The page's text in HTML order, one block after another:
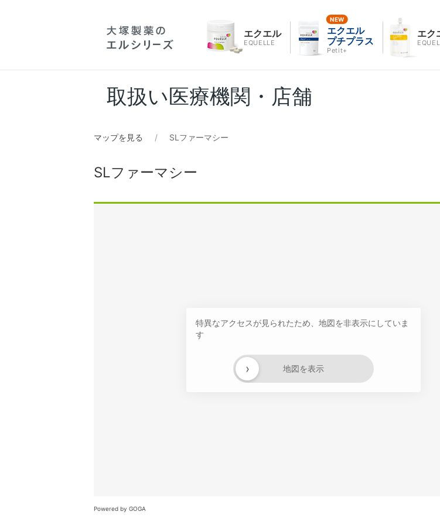
エクエル
EQUELLE
エクエル
プチプラス
Petit+
エク
取扱い医療機関・店舗
マップを見る SLファーマシー
SLファーマシー
特異なアクセスが見られたため、地図を非表示にしていま
す
地図を表示
›
Powered by GOGA